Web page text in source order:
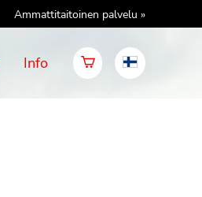
Ammattitaitoinen palvelu »
Info